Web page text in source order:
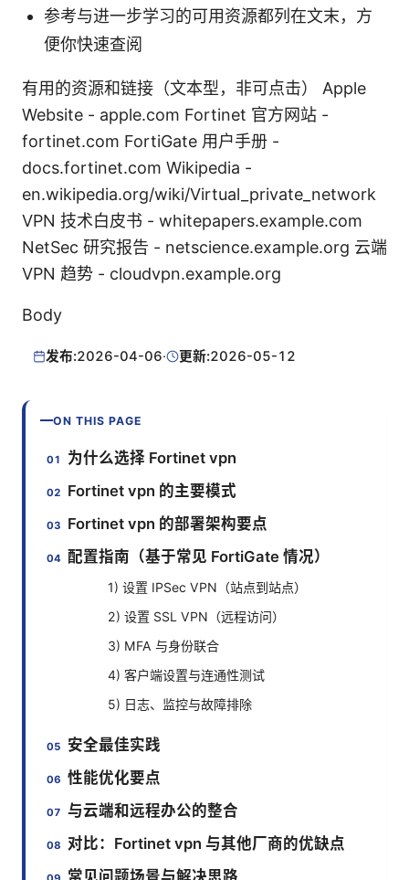
参考与进一步学习的可用资源都列在文末，方
便你快速查阅
有用的资源和链接（文本型，非可点击） Apple
Website - apple.com Fortinet 官方网站 -
fortinet.com FortiGate 用户手册 -
docs.fortinet.com Wikipedia -
en.wikipedia.org/wiki/Virtual_private_network
VPN 技术白皮书 - whitepapers.example.com
NetSec 研究报告 - netscience.example.org 云端
VPN 趋势 - cloudvpn.example.org
Body
发布:2026-04-06· 更新:2026-05-12
ON THIS PAGE
为什么选择 Fortinet vpn
Fortinet vpn 的主要模式
Fortinet vpn 的部署架构要点
配置指南（基于常见 FortiGate 情况）
1) 设置 IPSec VPN（站点到站点）
2) 设置 SSL VPN（远程访问）
3) MFA 与身份联合
4) 客户端设置与连通性测试
5) 日志、监控与故障排除
安全最佳实践
性能优化要点
与云端和远程办公的整合
对比：Fortinet vpn 与其他厂商的优缺点
常见问题场景与解决思路